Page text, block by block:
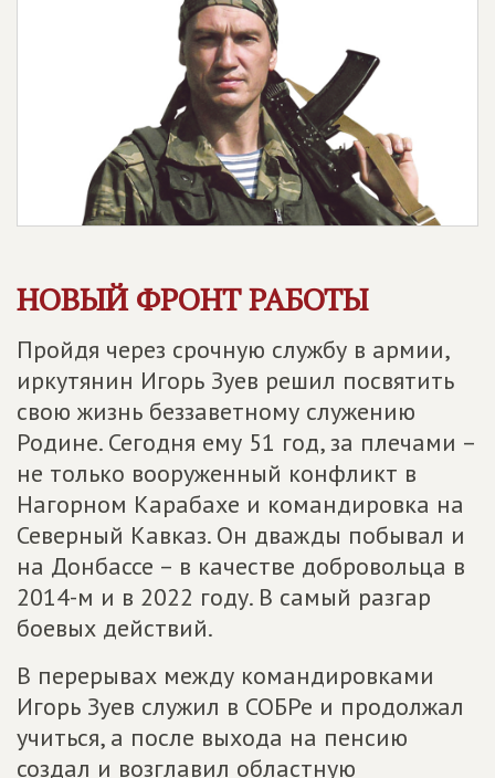
НОВЫЙ ФРОНТ РАБОТЫ
Пройдя через срочную службу в армии,
иркутянин Игорь Зуев решил посвятить
свою жизнь беззаветному служению
Родине. Сегодня ему 51 год, за плечами –
не только вооруженный конфликт в
Нагорном Карабахе и командировка на
Северный Кавказ. Он дважды побывал и
на Донбассе – в качестве добровольца в
2014-м и в 2022 году. В самый разгар
боевых действий.
В перерывах между командировками
Игорь Зуев служил в СОБРе и продолжал
учиться, а после выхода на пенсию
создал и возглавил областную